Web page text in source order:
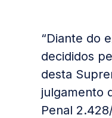
“Diante do
decididos
desta
julgamento
Penal